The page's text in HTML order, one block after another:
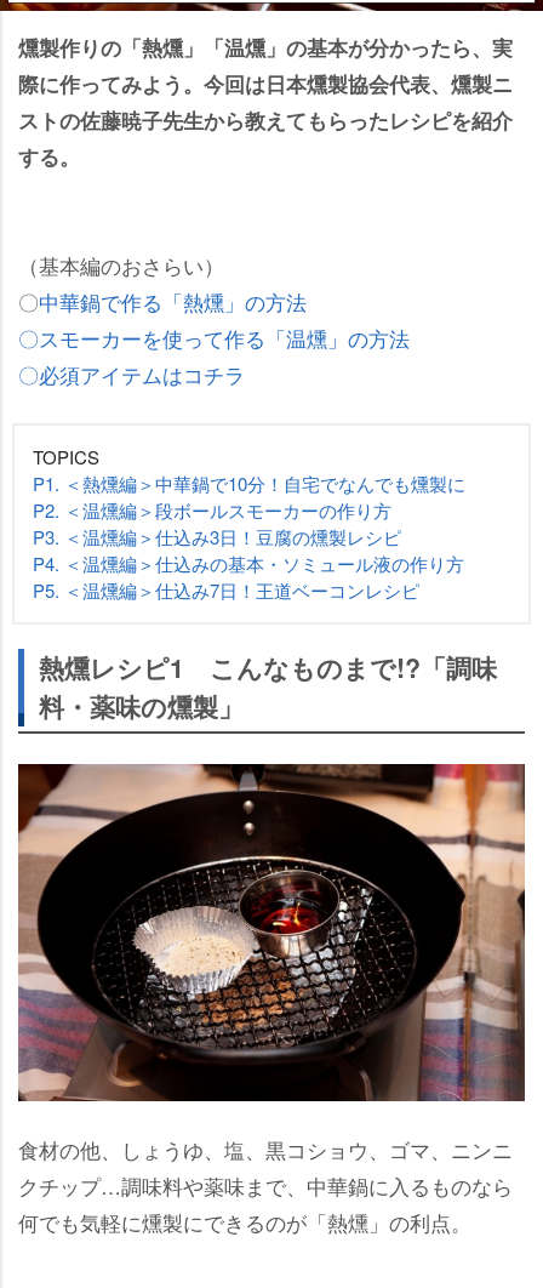
燻製作りの「熱燻」「温燻」の基本が分かったら、実
際に作ってみよう。今回は日本燻製協会代表、燻製ニ
ストの佐藤暁子先生から教えてもらったレシピを紹介
する。
（基本編のおさらい）
〇中華鍋で作る「熱燻」の方法
〇スモーカーを使って作る「温燻」の方法
〇必須アイテムはコチラ
TOPICS
P1. ＜熱燻編＞中華鍋で10分！自宅でなんでも燻製に
P2. ＜温燻編＞段ボールスモーカーの作り方
P3. ＜温燻編＞仕込み3日！豆腐の燻製レシピ
P4. ＜温燻編＞仕込みの基本・ソミュール液の作り方
P5. ＜温燻編＞仕込み7日！王道ベーコンレシピ
熱燻レシピ1 こんなものまで!?「調味
料・薬味の燻製」
食材の他、しょうゆ、塩、黒コショウ、ゴマ、ニンニ
クチップ…調味料や薬味まで、中華鍋に入るものなら
何でも気軽に燻製にできるのが「熱燻」の利点。